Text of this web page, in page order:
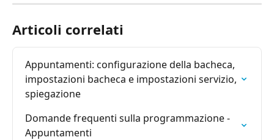
Articoli correlati
Appuntamenti: configurazione della bacheca,
impostazioni bacheca e impostazioni servizio,
spiegazione
Domande frequenti sulla programmazione -
Appuntamenti